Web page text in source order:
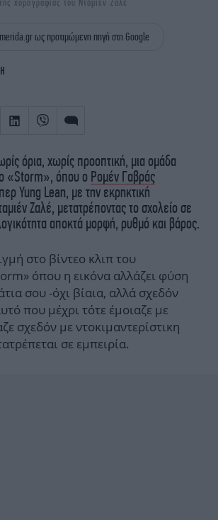
ΖΩΔΙΑ
χορογραφίας του Ντάμιεν Ζαλέ
ως προτιμώμενη πηγή στη Google
όρια, χωρίς προοπτική, μια ομάδα
«Storm», όπου ο Ρομέν Γαβράς
Yung Lean, με την εκρηκτική
Ζαλέ, μετατρέποντας το σχολείο σε
αποκτά μορφή, ρυθμό και βάρος.
στο βίντεο κλιπ του
όπου η εικόνα αλλάζει φύση
σου -όχι βίαια, αλλά σχεδόν
που μέχρι τότε έμοιαζε με
σχεδόν με ντοκιμαντερίστικη
σε εμπειρία.